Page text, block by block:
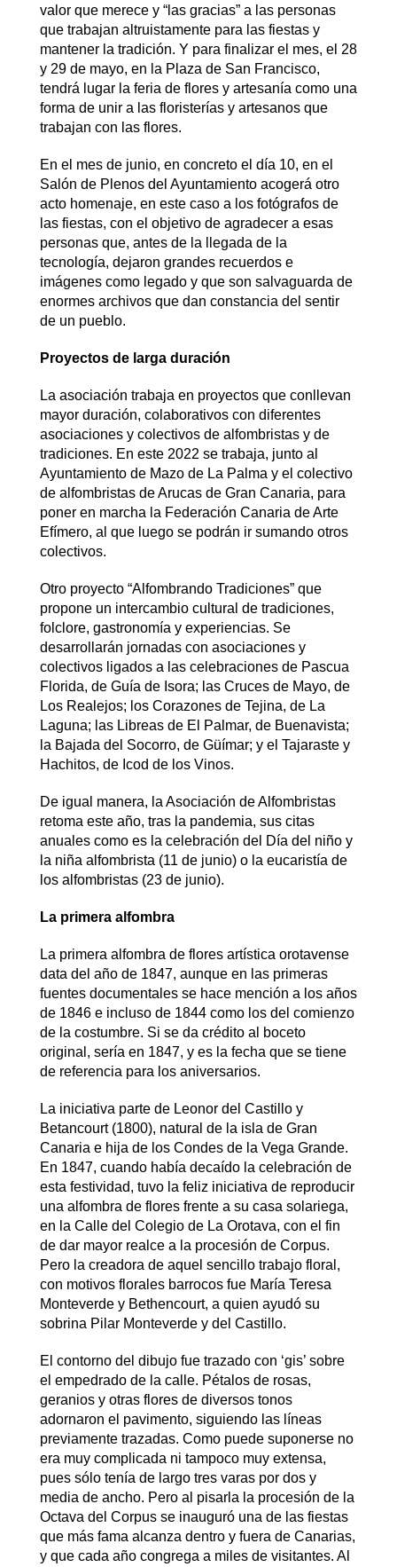
valor que merece y “las gracias” a las personas
que trabajan altruistamente para las fiestas y
mantener la tradición. Y para finalizar el mes, el 28
y 29 de mayo, en la Plaza de San Francisco,
tendrá lugar la feria de flores y artesanía como una
forma de unir a las floristerías y artesanos que
trabajan con las flores.
En el mes de junio, en concreto el día 10, en el
Salón de Plenos del Ayuntamiento acogerá otro
acto homenaje, en este caso a los fotógrafos de
las fiestas, con el objetivo de agradecer a esas
personas que, antes de la llegada de la
tecnología, dejaron grandes recuerdos e
imágenes como legado y que son salvaguarda de
enormes archivos que dan constancia del sentir
de un pueblo.
Proyectos de larga duración
La asociación trabaja en proyectos que conllevan
mayor duración, colaborativos con diferentes
asociaciones y colectivos de alfombristas y de
tradiciones. En este 2022 se trabaja, junto al
Ayuntamiento de Mazo de La Palma y el colectivo
de alfombristas de Arucas de Gran Canaria, para
poner en marcha la Federación Canaria de Arte
Efímero, al que luego se podrán ir sumando otros
colectivos.
Otro proyecto “Alfombrando Tradiciones” que
propone un intercambio cultural de tradiciones,
folclore, gastronomía y experiencias. Se
desarrollarán jornadas con asociaciones y
colectivos ligados a las celebraciones de Pascua
Florida, de Guía de Isora; las Cruces de Mayo, de
Los Realejos; los Corazones de Tejina, de La
Laguna; las Libreas de El Palmar, de Buenavista;
la Bajada del Socorro, de Güímar; y el Tajaraste y
Hachitos, de Icod de los Vinos.
De igual manera, la Asociación de Alfombristas
retoma este año, tras la pandemia, sus citas
anuales como es la celebración del Día del niño y
la niña alfombrista (11 de junio) o la eucaristía de
los alfombristas (23 de junio).
La primera alfombra
La primera alfombra de flores artística orotavense
data del año de 1847, aunque en las primeras
fuentes documentales se hace mención a los años
de 1846 e incluso de 1844 como los del comienzo
de la costumbre. Si se da crédito al boceto
original, sería en 1847, y es la fecha que se tiene
de referencia para los aniversarios.
La iniciativa parte de Leonor del Castillo y
Betancourt (1800), natural de la isla de Gran
Canaria e hija de los Condes de la Vega Grande.
En 1847, cuando había decaído la celebración de
esta festividad, tuvo la feliz iniciativa de reproducir
una alfombra de flores frente a su casa solariega,
en la Calle del Colegio de La Orotava, con el fin
de dar mayor realce a la procesión de Corpus.
Pero la creadora de aquel sencillo trabajo floral,
con motivos florales barrocos fue María Teresa
Monteverde y Bethencourt, a quien ayudó su
sobrina Pilar Monteverde y del Castillo.
El contorno del dibujo fue trazado con ‘gis’ sobre
el empedrado de la calle. Pétalos de rosas,
geranios y otras flores de diversos tonos
adornaron el pavimento, siguiendo las líneas
previamente trazadas. Como puede suponerse no
era muy complicada ni tampoco muy extensa,
pues sólo tenía de largo tres varas por dos y
media de ancho. Pero al pisarla la procesión de la
Octava del Corpus se inauguró una de las fiestas
que más fama alcanza dentro y fuera de Canarias,
y que cada año congrega a miles de visitantes. Al